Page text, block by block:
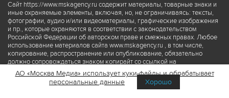
Сайт https://www.mskagency.ru содержит материалы, товарные знаки и
иные охраняемые элементы, включая, но, не ограничиваясь: тексты,
фотографии, аудио и/или видеоматериалы, графические изображения
и пр., которые охраняются в соответствии с законодательством
Российской Федерации об авторском праве и смежных правах. Любое
использование материалов сайта www.mskagency.ru , в том числе,
копирование, распространение или опубликование, обязательно
должно сопровождаться знаком копирайт со ссылкой на
правообладателя © АО «Москва Медиа», а также гиперссылкой на сайт
www.mskagency.ru как на первоисточник информации. Переработка
материалов сайта www.mskagency.ru не допускается.
АО «Москва Медиа» использует куки-файлы и обрабатывает
персональные данные
Хорошо